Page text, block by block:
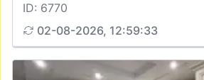
ID: 6770
02-08-2026, 12:59:33